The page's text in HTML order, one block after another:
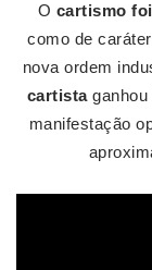
O cartismo foi
como de
nova ordem
cartistaganhou
manifestação